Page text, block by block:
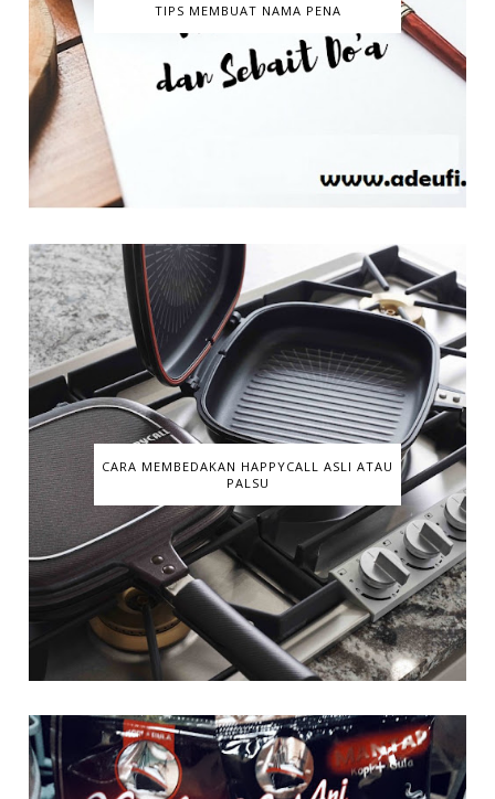
TIPS MEMBUAT NAMA PENA
CARA MEMBEDAKAN HAPPYCALL ASLI ATAU
PALSU